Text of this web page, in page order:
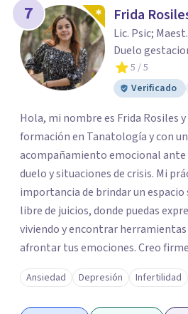
7 Frida
Lic. Psic;
Duelo
5 / 5
Verificado
Hola, mi nombre es Frida Rosiles
formación en Tanatología y con
acompañamiento emocional ante
duelo y situaciones de crisis. Mi
importancia de brindar un
libre de juicios, donde puedas
viviendo y encontrar
afrontar tus emociones. Creo
psicológica no significa tener
permitirse contar con un espacio
comprender lo que sucede y
Ansiedad Depresión Infertilidad